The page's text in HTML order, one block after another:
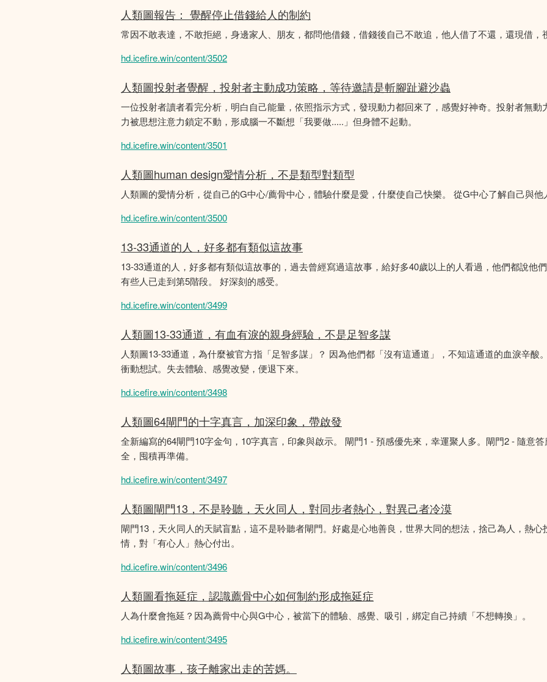
人類圖報告： 覺醒停止借錢給人的制約
常因不敢表達，不敢拒絕，身邊家人、朋友，都問他借錢，借錢後自己不敢追，他人借了不還，還現借，
hd.icefire.win/content/3502
人類圖投射者覺醒，投射者主動成功策略，等待邀請是斬腳趾避沙蟲
一位投射者讀者看完分析，明白自己能量，依照指示方式，發現動力都回來了，感覺好神奇。投射者無
力被思想注意力鎖定不動，形成腦一不斷想「我要做.....」但身體不起動。
hd.icefire.win/content/3501
人類圖human design愛情分析，不是類型對類型
人類圖的愛情分析，從自己的G中心/薦骨中心，體驗什麼是愛，什麼使自己快樂。 從G中心了解自己與他
hd.icefire.win/content/3500
13-33通道的人，好多都有類似這故事
13-33通道的人，好多都有類似這故事的，過去曾經寫過這故事，給好多40歲以上的人看過，他們都說他
有些人已走到第5階段。 好深刻的感受。
hd.icefire.win/content/3499
人類圖13-33通道，有血有淚的親身經驗，不是足智多謀
人類圖13-33通道，為什麼被官方指「足智多謀」？ 因為他們都「沒有這通道」，不知這通道的血淚辛酸
衝動想試。失去體驗、感覺改變，便退下來。
hd.icefire.win/content/3498
人類圖64閘門的十字真言，加深印象，帶啟發
全新編寫的64閘門10字金句，10字真言，印象與啟示。 閘門1 - 預感優先來，幸運聚人多。閘門2 - 隨意
全，囤積再準備。
hd.icefire.win/content/3497
人類圖閘門13，不是聆聽，天火同人，對同步者熱心，對異己者冷漠
閘門13，天火同人的天賦盲點，這不是聆聽者閘門。好處是心地善良，世界大同的想法，捨己為人，熱
情，對「有心人」熱心付出。
hd.icefire.win/content/3496
人類圖看拖延症，認識薦骨中心如何制約形成拖延症
人為什麼會拖延？因為薦骨中心與G中心，被當下的體驗、感覺、吸引，綁定自己持續「不想轉換」。
hd.icefire.win/content/3495
人類圖故事，孩子離家出走的苦媽。